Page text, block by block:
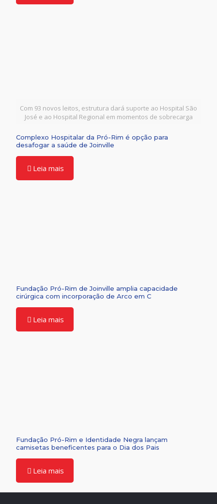
Com 93 novos leitos, estrutura dará suporte ao Hospital São
José e ao Hospital Regional em momentos de sobrecarga
Complexo Hospitalar da Pró-Rim é opção para
desafogar a saúde de Joinville
Leia mais
Fundação Pró-Rim de Joinville amplia capacidade
cirúrgica com incorporação de Arco em C
Leia mais
Fundação Pró-Rim e Identidade Negra lançam
camisetas beneficentes para o Dia dos Pais
Leia mais